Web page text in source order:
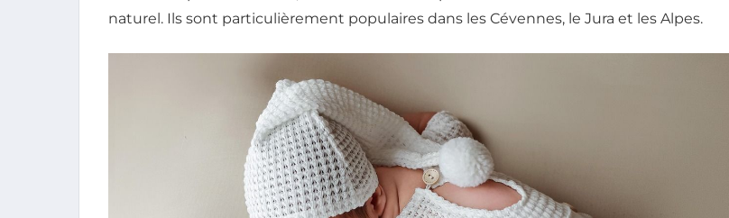
naturel. Ils sont particulièrement populaires dans les Cévennes, le Jura et les Alpes.